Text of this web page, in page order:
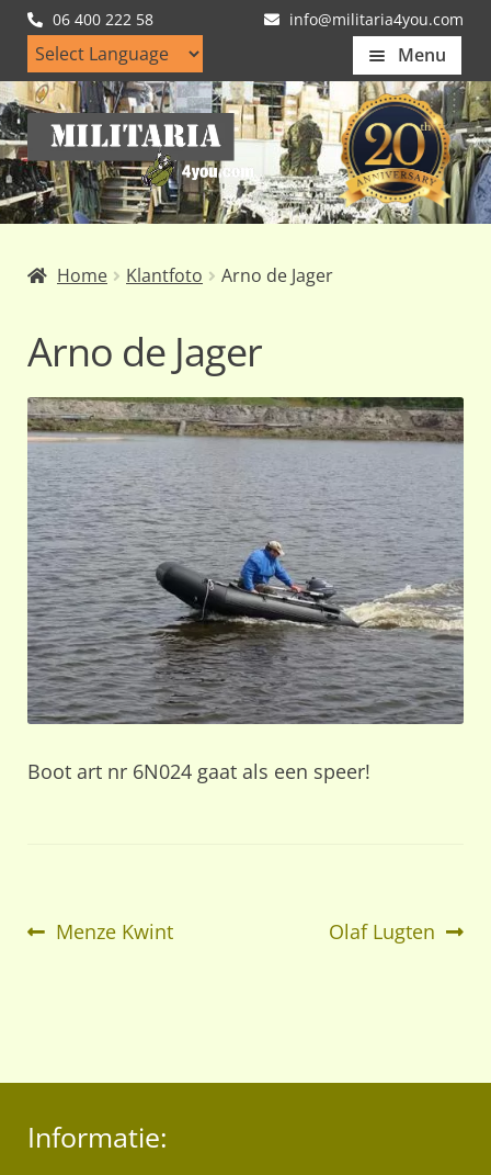
06 400 222 58 info@militaria4you.com
Menu
Home
Artikelen
Nieuws
Mijn Account
Ga
door
naar
navigatie
Ga
naar
de
inhoud
Home Klantfoto Arno de Jager
Arno de Jager
Boot art nr 6N024 gaat als een speer!
Bericht
Vorig
Menze Kwint
Volgend
Olaf Lugten
Informatie: